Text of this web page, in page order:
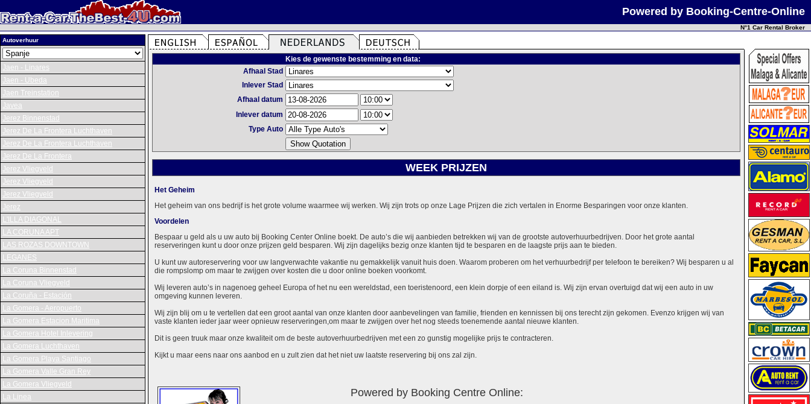
Powered by Booking-Centre-Online
N°1 Car Rental Broker
Autoverhuur
Jaen - Linares
Jaen - Ubeda
Jaen Treinstation
Javea
Jerez Binnenstad
Jerez De La Frontera Luchthaven
Jerez De La Frontera Luchthaven
Jerez De La Frontera
Jerez Vliegveld
Jerez Vliegveld
Jerez Vliegveld
Jerez
L'ILLA DIAGONAL
LA CORUNA APT
LAS ROZAS DOWNTOWN
LEGANES
La Coruna Binnenstad
La Coruna Vliegveld
La Coruña - Estación
La Gomera - Aeropuerto
La Gomera Estacion Maritima
La Gomera Hotel Inlevering
La Gomera Luchthaven
La Gomera Playa Santiago
La Gomera Valle Gran Rey
La Gomera Vliegveld
La Linea
Kies de gewenste bestemming en data:
Afhaal Stad
Inlever Stad
Afhaal datum
Inlever datum
Type Auto
WEEK PRIJZEN
Het Geheim
Het geheim van ons bedrijf is het grote volume waarmee wij werken. Wij zijn trots op onze Lage Prijzen die zich vertalen in Enorme Besparingen voor onze klanten.
Voordelen
Bespaar u geld als u uw auto bij Booking Center Online boekt. De auto’s die wij aanbieden betrekken wij van de grootste autoverhuurbedrijven. Door het grote aantal
reserveringen kunt u door onze prijzen geld besparen. Wij zijn dagelijks bezig onze klanten tijd te besparen en de laagste prijs aan te bieden.
U kunt uw autoreservering voor uw langverwachte vakantie nu gemakkelijk vanuit huis doen. Waarom proberen om het verhuurbedrijf per telefoon te bereiken? Wij besparen u al
die rompslomp om maar te zwijgen over kosten die u door online boeken voorkomt.
Wij leveren auto’s in nagenoeg geheel Europa of het nu een wereldstad, een toeristenoord, een klein dorpje of een eiland is. Wij zijn ervan overtuigd dat wij een auto in uw
omgeving kunnen leveren.
Wij zijn blij om u te vertellen dat een groot aantal van onze klanten door aanbevelingen van familie, frienden en kennissen bij ons terecht zijn gekomen. Evenzo krijgen wij van
vaste klanten ieder jaar weer opnieuw reserveringen,om maar te zwijgen over het nog steeds toenemende aantal nieuwe klanten.
Dit is geen truuk maar onze kwaliteit om de beste autoverhuurbedrijven met een zo gunstig mogelijke prijs te contracteren.
Kijkt u maar eens naar ons aanbod en u zult zien dat het niet uw laatste reservering bij ons zal zijn.
Powered by Booking Centre Online: